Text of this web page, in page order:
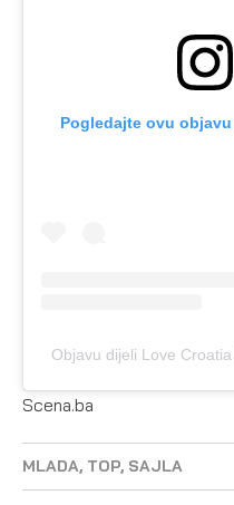
Pogledajte ovu
Objavu dijeli Love
Scena.ba
MLADA, TOP, SAJLA